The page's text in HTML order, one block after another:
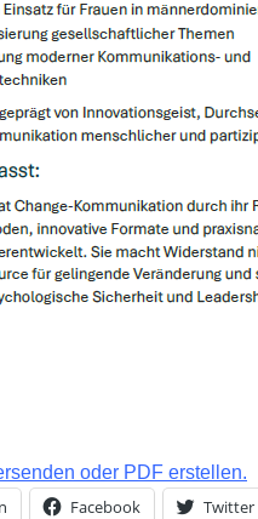
oder PDF erstellen.
Facebook Twitter